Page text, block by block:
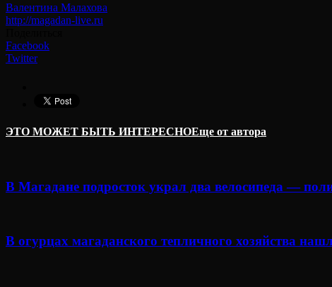
Валентина Малахова
http://magadan-live.ru
Facebook
Twitter
ЭТО МОЖЕТ БЫТЬ ИНТЕРЕСНОЕще от автора
В Магадане подросток украл два велосипеда —
В огурцах магаданского тепличного хозяйства